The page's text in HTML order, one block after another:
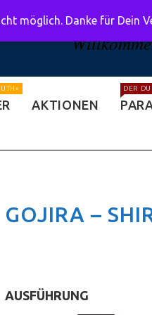
AKTIONEN
DER
GOJIRA –
AUSFÜHRUNG
möglich. Danke für Dein